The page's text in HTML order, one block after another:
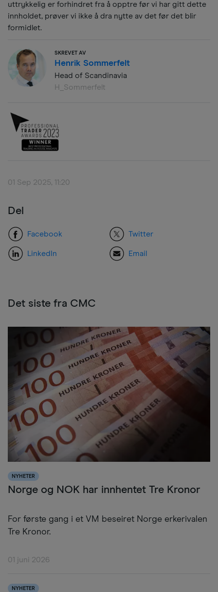
SKREVET AV
Henrik Sommerfelt
Head of Scandinavia
H_Sommerfelt
01 Sep 2025, 11:20
Del
Facebook Twitter
LinkedIn Email
uttrykkelig er forhindret fra å opptre før vi har gitt dette
innholdet, prøver vi ikke å dra nytte av det før det blir
formidlet.
Det siste fra CMC
NYHETER
Norge og NOK har innhentet Tre Kronor
For første gang i et VM beseiret Norge erkerivalen
Tre Kronor.
01 juni 2026
NYHETER